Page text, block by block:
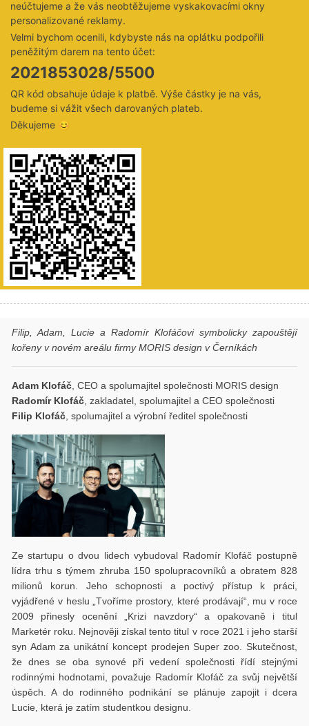
neúčtujeme a že vás neobtěžujeme vyskakovacími okny
personalizované reklamy.
Velmi bychom ocenili, kdybyste nás na oplátku podpořili
peněžitým darem na tento účet:
2021853028/5500
QR kód obsahuje údaje k platbě. Výše částky je na vás,
budeme si vážit všech darovaných plateb.
Děkujeme 😊
Filip, Adam, Lucie a Radomír Klofáčovi symbolicky zapouštějí
kořeny v novém areálu firmy MORIS design v Černíkách
Adam Klofáč , CEO a spolumajitel společnosti MORIS design
Radomír Klofáč , zakladatel, spolumajitel a CEO společnosti
Filip Klofáč , spolumajitel a výrobní ředitel společnosti
Ze startupu o dvou lidech vybudoval Radomír Klofáč postupně
lídra trhu s týmem zhruba 150 spolupracovníků a obratem 828
milionů korun. Jeho schopnosti a poctivý přístup k práci,
vyjádřené v heslu „Tvoříme prostory, které prodávají“, mu v roce
2009 přinesly ocenění „Krizi navzdory“ a opakovaně i titul
Marketér roku. Nejnověji získal tento titul v roce 2021 i jeho starší
syn Adam za unikátní koncept prodejen Super zoo. Skutečnost,
že dnes se oba synové při vedení společnosti řídí stejnými
rodinnými hodnotami, považuje Radomír Klofáč za svůj největší
úspěch. A do rodinného podnikání se plánuje zapojit i dcera
Lucie, která je zatím studentkou designu.